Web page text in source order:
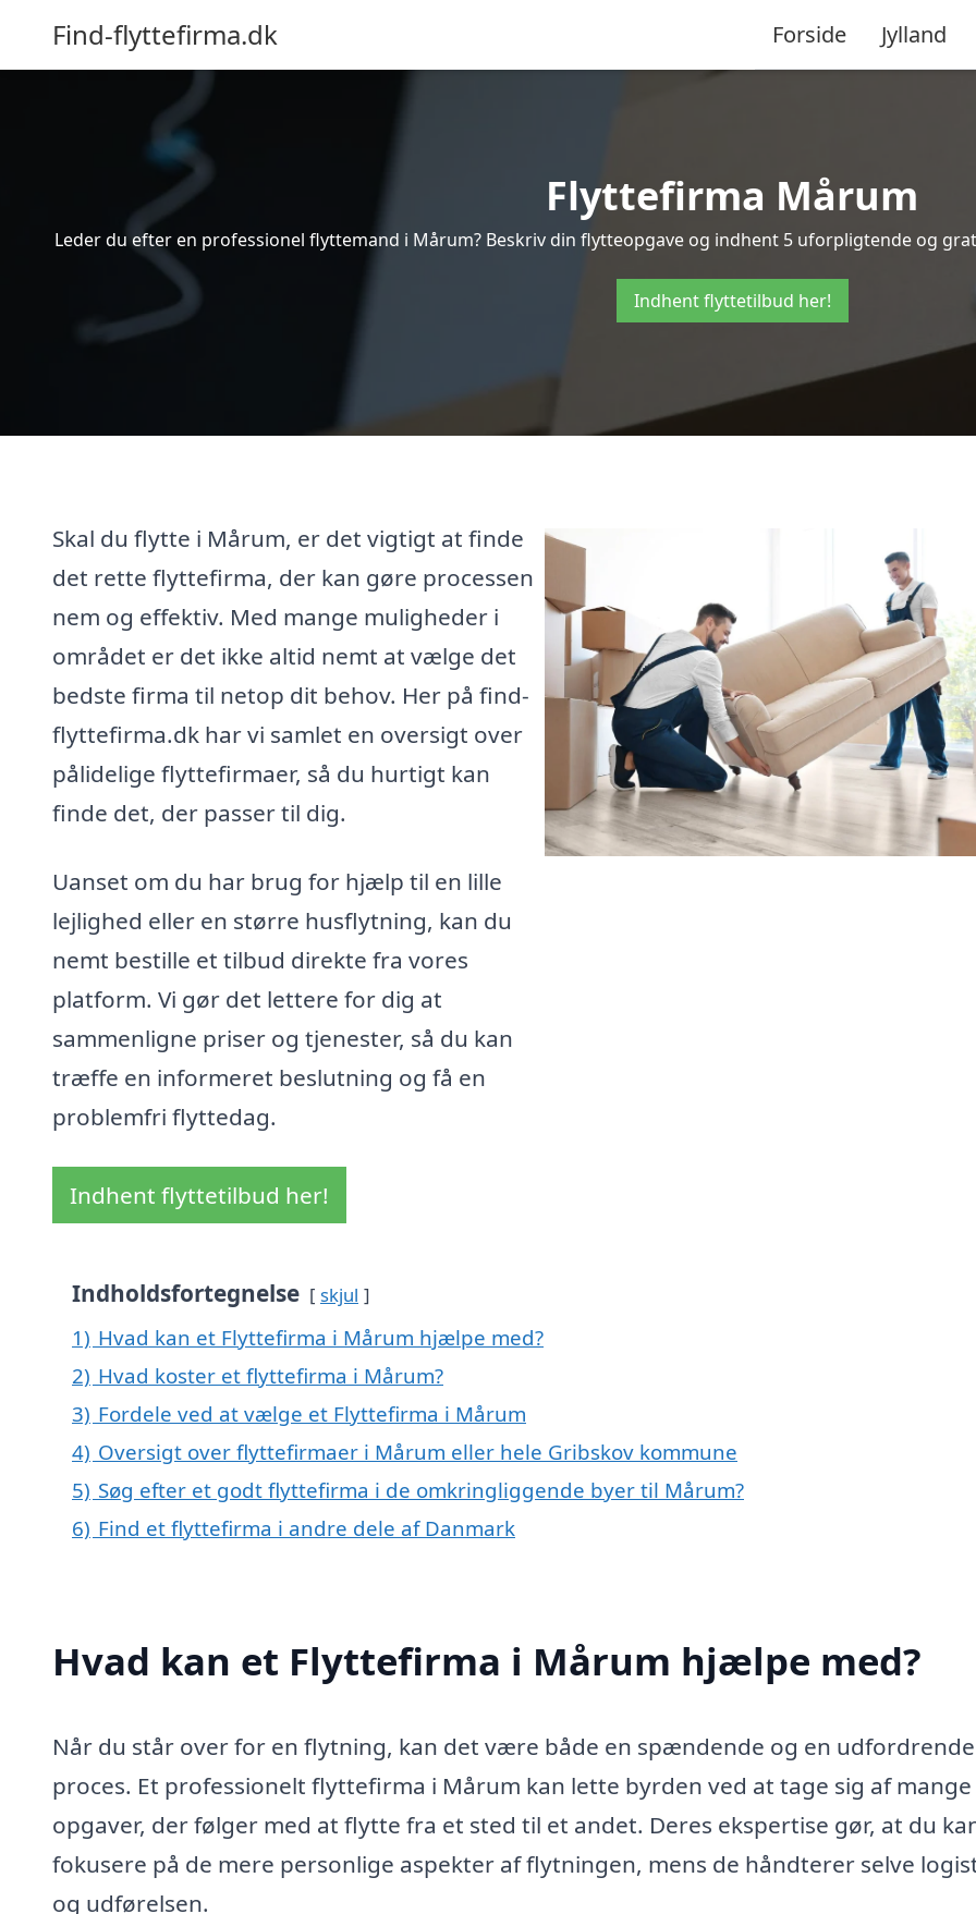
Find-flyttefirma.dk Forside Jylland
Flyttefirma Mårum
Leder du efter en professionel flyttemand i Mårum? Beskriv din flytteopgave og indhent 5 uforpligtende og
Indhent flyttetilbud her!
Skal du flytte i Mårum, er det vigtigt at finde
det rette flyttefirma, der kan gøre processen
nem og effektiv. Med mange muligheder i
området er det ikke altid nemt at vælge det
bedste firma til netop dit behov. Her på find-
flyttefirma.dk har vi samlet en oversigt over
pålidelige flyttefirmaer, så du hurtigt kan
finde det, der passer til dig.
Uanset om du har brug for hjælp til en lille
lejlighed eller en større husflytning, kan du
nemt bestille et tilbud direkte fra vores
platform. Vi gør det lettere for dig at
sammenligne priser og tjenester, så du kan
træffe en informeret beslutning og få en
problemfri flyttedag.
Indhent flyttetilbud her!
Indholdsfortegnelse skjul
1) Hvad kan et Flyttefirma i Mårum hjælpe med?
2) Hvad koster et flyttefirma i Mårum?
3) Fordele ved at vælge et Flyttefirma i Mårum
4) Oversigt over flyttefirmaer i Mårum eller hele Gribskov kommune
5) Søg efter et godt flyttefirma i de omkringliggende byer til Mårum?
6) Find et flyttefirma i andre dele af Danmark
Hvad kan et Flyttefirma i Mårum hjælpe med?
Når du står over for en flytning, kan det være både en spændende og en udfordrende
proces. Et professionelt flyttefirma i Mårum kan lette byrden ved at tage sig af mange
opgaver, der følger med at flytte fra et sted til et andet. Deres ekspertise gør, at du
fokusere på de mere personlige aspekter af flytningen, mens de håndterer selve
og udførelsen.